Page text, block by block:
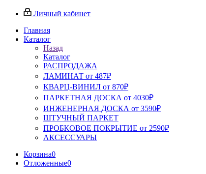
Личный кабинет
Главная
Каталог
Назад
Каталог
РАСПРОДАЖА
ЛАМИНАТ от 487₽
КВАРЦ-ВИНИЛ от 870₽
ПАРКЕТНАЯ ДОСКА от 4030₽
ИНЖЕНЕРНАЯ ДОСКА от 3590₽
ШТУЧНЫЙ ПАРКЕТ
ПРОБКОВОЕ ПОКРЫТИЕ от 2590₽
АКСЕССУАРЫ
Корзина0
Отложенные0